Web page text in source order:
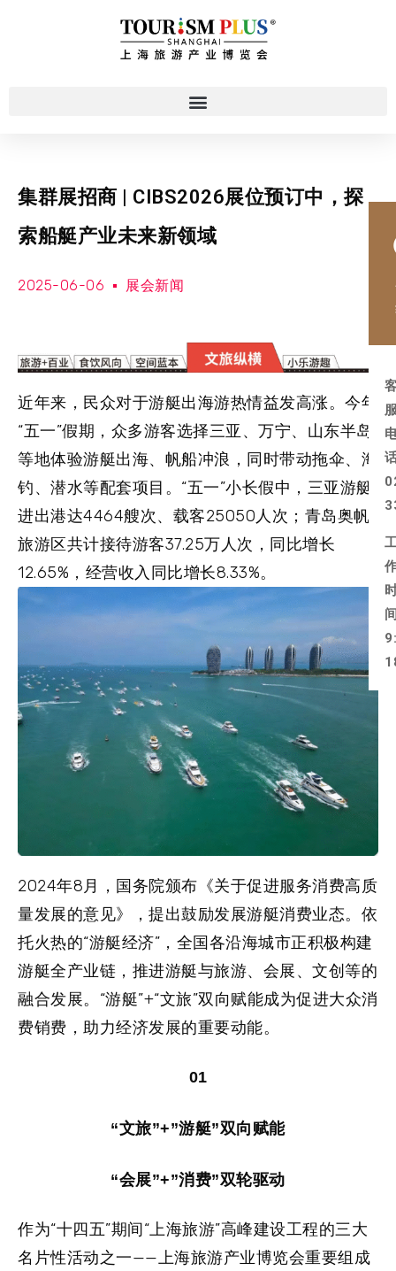
集群展招商 | CIBS2026展位预订中，探
索船艇产业未来新领域
2025-06-06 展会新闻
近年来，民众对于游艇出海游热情益发高涨。今年
“五一”假期，众多游客选择三亚、万宁、山东半岛
等地体验游艇出海、帆船冲浪，同时带动拖伞、海
钓、潜水等配套项目。“五一”小长假中，三亚游艇
进出港达4464艘次、载客25050人次；青岛奥帆
旅游区共计接待游客37.25万人次，同比增长
12.65%，经营收入同比增长8.33%。
2024年8月，国务院颁布《关于促进服务消费高质
量发展的意见》，提出鼓励发展游艇消费业态。依
托火热的“游艇经济”，全国各沿海城市正积极构建
游艇全产业链，推进游艇与旅游、会展、文创等的
融合发展。“游艇”+“文旅”双向赋能成为促进大众消
费销费，助力经济发展的重要动能。
01
“文旅”+”游艇”双向赋能
“会展”+”消费”双轮驱动
作为“十四五”期间“上海旅游”高峰建设工程的三大
名片性活动之一——上海旅游产业博览会重要组成